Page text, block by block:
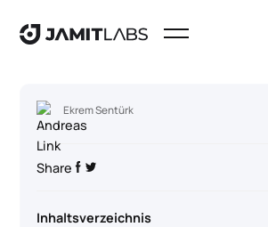
Ekrem Sentürk
Share
Inhaltsverzeichnis